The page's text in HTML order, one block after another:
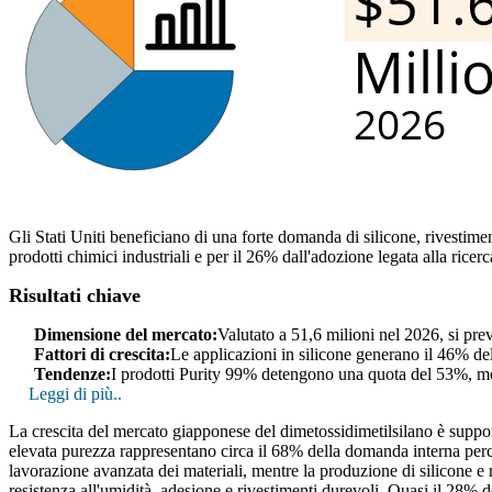
Gli Stati Uniti beneficiano di una forte domanda di silicone,
prodotti chimici industriali e per il 26% dall'adozione legata alla
Risultati chiave
Dimensione del mercato:Valutato a 51,6 milioni nel 2026, si
Fattori di crescita:Le applicazioni in silicone generano il 46%
Tendenze:I prodotti Purity 99% detengono una quota del 53%,
Leggi di più..
La crescita del mercato giapponese del dimetossidimetilsilano è
elevata purezza rappresentano circa il 68% della domanda interna
lavorazione avanzata dei materiali, mentre la produzione di silicone